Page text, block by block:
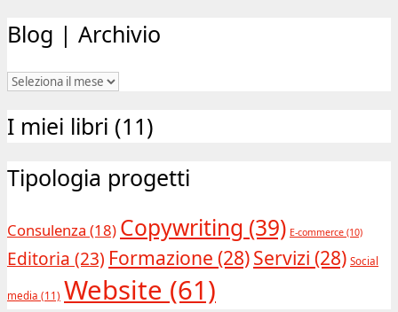
Blog | Archivio
Blog
Archivio
I miei libri (11)
Tipologia progetti
Consulenza (18) Copywriting (39) E-commerce (10)
Editoria (23) Formazione (28)Servizi (28) Social
media (11) Website (61)